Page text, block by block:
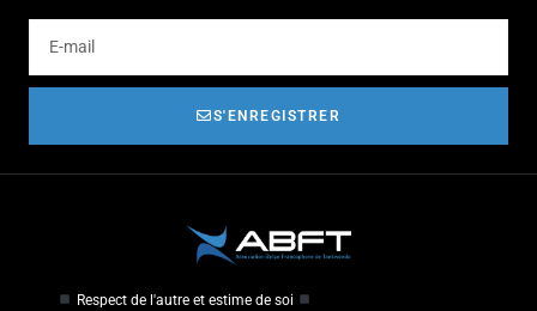
S'ENREGISTRER
Respect de l'autre et estime de soi